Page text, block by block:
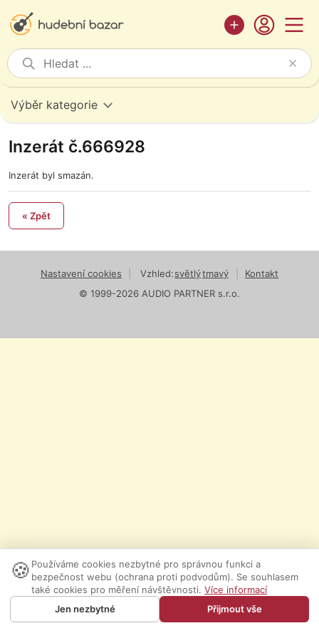
Výběr kategorie
Inzerát č.666928
Inzerát byl smazán.
« Zpět
Nastavení cookies Vzhled:světlýtmavý
Kontakt
© 1999-2026 AUDIO PARTNER s.r.o.
🍪 Používáme cookies nezbytné pro správnou funkci a
bezpečnost webu (ochrana proti podvodům). Se souhlasem
také cookies pro měření návštěvnosti. Více informací
Jen nezbytné
Přijmout vše